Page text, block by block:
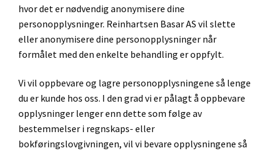
hvor det er nødvendig anonymisere dine
personopplysninger. Reinhartsen Basar AS vil slette
eller anonymisere dine personopplysninger når
formålet med den enkelte behandling er oppfylt.
Vi vil oppbevare og lagre personopplysningene så lenge
du er kunde hos oss. I den grad vi er pålagt å oppbevare
opplysninger lenger enn dette som følge av
bestemmelser i regnskaps- eller
bokføringslovgivningen, vil vi bevare opplysningene så